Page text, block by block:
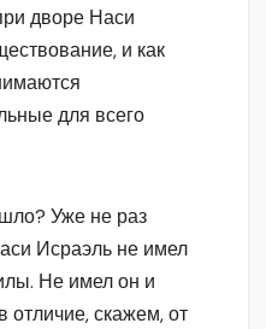
дворе Наси
и как
для всего
Уже не раз
Исраэль не имел
Не имел он и
отличие, скажем, от